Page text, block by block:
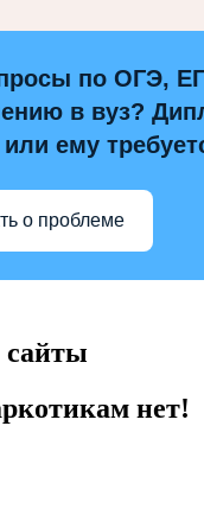
по ОГЭ,
в вуз?
или ему
о проблеме
сайты
нет!